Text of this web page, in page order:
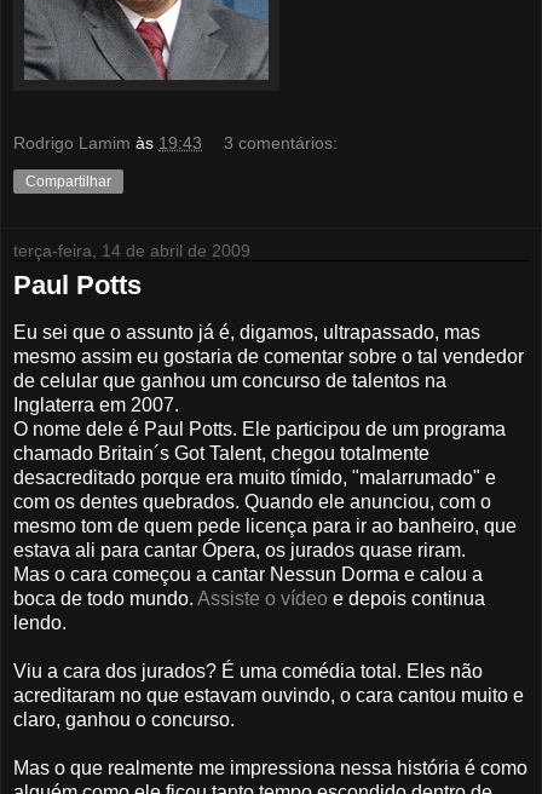
Rodrigo Lamim às 19:43 3 comentários:
Compartilhar
terça-feira, 14 de abril de 2009
Paul Potts
Eu sei que o assunto já é, digamos, ultrapassado, mas
mesmo assim eu gostaria de comentar sobre o tal vendedor
de celular que ganhou um concurso de talentos na
Inglaterra em 2007.
O nome dele é Paul Potts. Ele participou de um programa
chamado Britain´s Got Talent, chegou totalmente
desacreditado porque era muito tímido, "malarrumado" e
com os dentes quebrados. Quando ele anunciou, com o
mesmo tom de quem pede licença para ir ao banheiro, que
estava ali para cantar Ópera, os jurados quase riram.
Mas o cara começou a cantar Nessun Dorma e calou a
boca de todo mundo. Assiste o vídeo e depois continua
lendo.
Viu a cara dos jurados? É uma comédia total. Eles não
acreditaram no que estavam ouvindo, o cara cantou muito e
claro, ganhou o concurso.
Mas o que realmente me impressiona nessa história é como